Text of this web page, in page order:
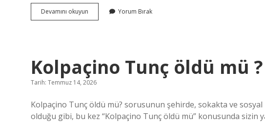
Devamını okuyun Kolpaçino
Tunç
Yorum Bırak
Kolpaçino Tunç öldü mü ?
Tarih: Temmuz 14, 2026
Kolpaçino Tunç öldü mü? sorusunun şehirde, sokakta ve sosyal
olduğu gibi, bu kez “Kolpaçino Tunç öldü mü” konusunda sizin